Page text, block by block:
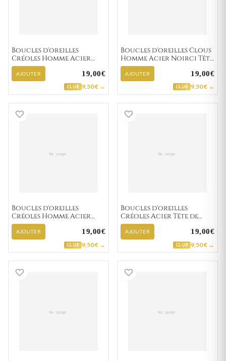
Boucles d'oreilles
Créoles Homme Acier
Antonietto IP noir
Diamètre 13mm
AJOUTER 19,00€
CLUB 9,50 € →
Boucles d'oreilles Clous
Homme Acier Noirci Tête
de Mort
AJOUTER 19,00€
CLUB 9,50 € →
Boucles d'oreilles Créoles Homme Acier noir
Boucles d'oreilles
Créoles Homme Acier
noir Tête de Mort Ø
14mm
AJOUTER 19,00€
CLUB 9,50 € →
Boucles d'oreilles
Créoles Acier Tête de
Mort Ø 14mm
AJOUTER 19,00€
CLUB 9,50 € →
Boucles d'oreilles Clous Homme Acier Croix